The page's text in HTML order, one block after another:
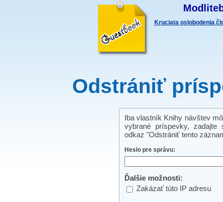
Kruciata oslobodenia
Odstrániť
Iba vlastník Knihy návštev
vybrané príspevky,
odkaz "Odstrániť tento
Heslo pre správu:
Ďalšie možnosti:
Zakázať túto IP adresu